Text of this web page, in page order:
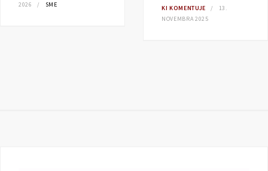
2026
SME KI KOMENTUJE
13.
NOVEMBRA 2025